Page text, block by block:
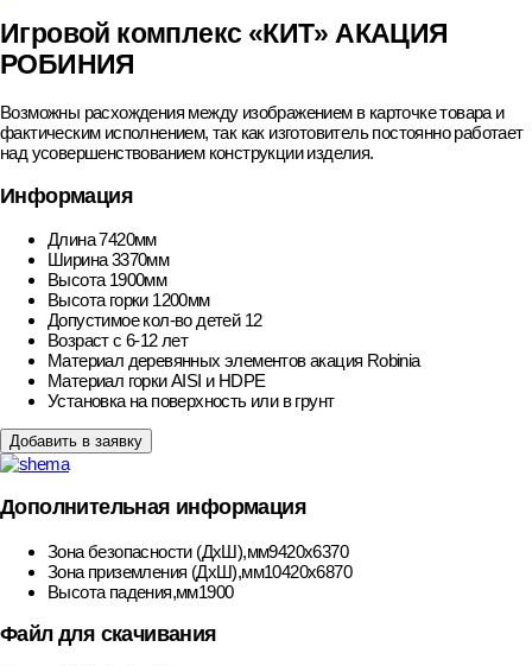
Игровой комплекс «КИТ» АКАЦИЯ
РОБИНИЯ
Возможны расхождения между изображением в карточке товара и
фактическим исполнением, так как изготовитель постоянно работает
над усовершенствованием конструкции изделия.
Информация
Длина 7420мм
Ширина 3370мм
Высота 1900мм
Высота горки 1200мм
Допустимое кол-во детей 12
Возраст с 6-12 лет
Материал деревянных элементов акация Robinia
Материал горки AISI и HDPE
Установка на поверхность или в грунт
Добавить в заявку
Дополнительная информация
Зона безопасности (ДхШ),мм9420х6370
Зона приземления (ДхШ),мм10420х6870
Высота падения,мм1900
Файл для скачивания